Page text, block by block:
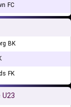
FC
BK
FK